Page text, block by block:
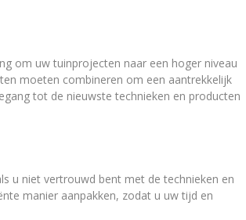
om uw tuinprojecten naar een hoger niveau
moeten combineren om een aantrekkelijk
tot de nieuwste technieken en producten
u niet vertrouwd bent met de technieken en
manier aanpakken, zodat u uw tijd en